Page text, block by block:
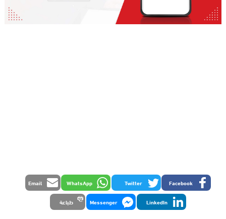
Facebook
Twitter
WhatsApp
Email
LinkedIn
Messenger طباعة